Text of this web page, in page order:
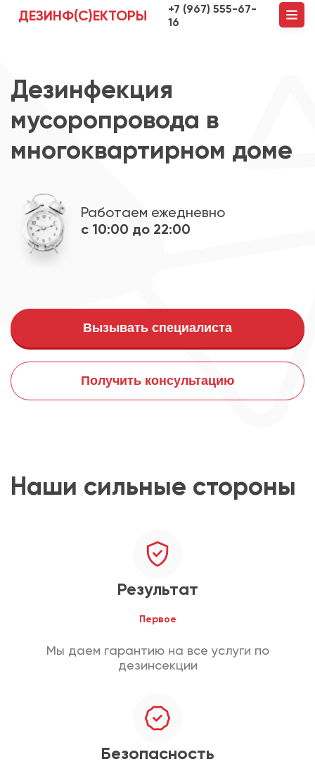
ДЕЗИНФ(С)ЕКТОРЫ
+7 (967) 555-67-
16
Дезинфекция
мусоропровода в
многоквартирном доме
Работаем ежедневно
с 10:00 до 22:00
Вызывать специалиста
Получить консультацию
Наши сильные стороны
Результат
Первое
Мы даем гарантию на все услуги по
дезинсекции
Безопасность